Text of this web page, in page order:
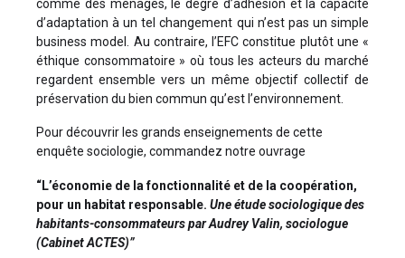
comme des ménages, le degré d’adhésion et la capacité
d’adaptation à un tel changement qui n’est pas un simple
business model. Au contraire, l’EFC constitue plutôt une «
éthique consommatoire » où tous les acteurs du marché
regardent ensemble vers un même objectif collectif de
préservation du bien commun qu’est l’environnement.
Pour découvrir les grands enseignements de cette
enquête sociologie, commandez notre ouvrage
“L’économie de la fonctionnalité et de la coopération,
pour un habitat responsable. Une étude sociologique des
habitants-consommateurs par Audrey Valin, sociologue
(Cabinet ACTES)”